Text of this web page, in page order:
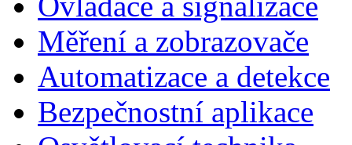
Měření a zobrazovače
Automatizace a detekce
Bezpečnostní aplikace